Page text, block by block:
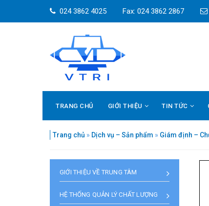
024 3862 4025 Fax: 024 3862 2867
TRANG CHỦ GIỚI THIỆU TIN TỨC
Trang chủ » Dịch vụ – Sản phẩm » Giám định –
GIỚI THIỆU VỀ TRUNG TÂM
HỆ THỐNG QUẢN LÝ CHẤT LƯỢNG